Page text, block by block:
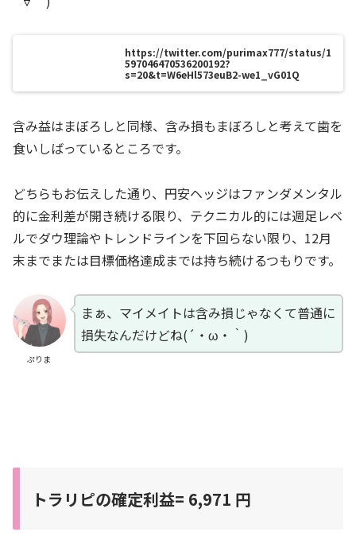
https://twitter.com/purimax777/status/1
597046470536200192?
s=20&t=W6eHl573euB2-we1_vG01Q
含み益はまぼろしと同様、含み損もまぼろしと考えて歯を
食いしばっているところです。
どちらもお伝えした通り、円安ヘッジはファンダメンタル
的に金利差が開き続ける限り、テクニカル的には週足レベ
ルでダウ理論やトレンドラインを下回らない限り、12月
末までまたは目標価格達成までは持ち続けるつもりです。
ぷりま
まぁ、マイメイトは含み損じゃなくて普通に
損失なんだけどね(´・ω・｀)
トラリピの確定利益= 6,971 円